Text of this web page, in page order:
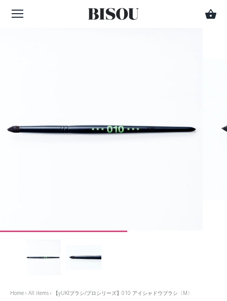
Home › All items › 【yUKIブラシ/プロシリーズ】010 アイシャドウブラシ〈M〉